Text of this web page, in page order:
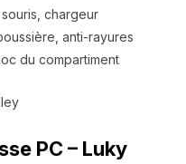
chargeur
anti-rayures
du compartiment
PC – Luky